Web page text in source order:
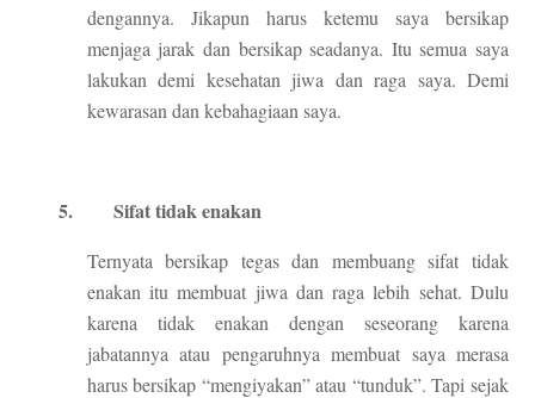
dengannya. Jikapun harus ketemu saya bersikap
menjaga jarak dan bersikap seadanya. Itu semua saya
lakukan demi kesehatan jiwa dan raga saya. Demi
kewarasan dan kebahagiaan saya.
5. Sifat tidak enakan
Ternyata bersikap tegas dan membuang sifat tidak
enakan itu membuat jiwa dan raga lebih sehat. Dulu
karena tidak enakan dengan seseorang karena
jabatannya atau pengaruhnya membuat saya merasa
harus bersikap “mengiyakan” atau “tunduk”. Tapi sejak